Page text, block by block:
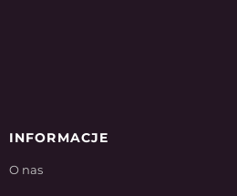
INFORMACJE
O nas